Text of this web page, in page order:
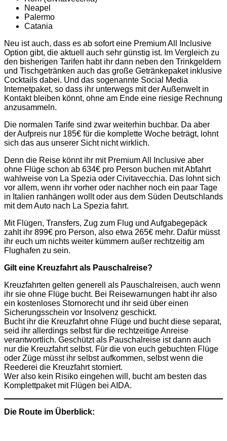
Neapel
Palermo
Catania
Neu ist auch, dass es ab sofort eine Premium All Inclusive
Option gibt, die aktuell auch sehr günstig ist. Im Vergleich zu
den bisherigen Tarifen habt ihr dann neben den Trinkgeldern
und Tischgetränken auch das große Getränkepaket inklusive
Cocktails dabei. Und das sogenannte Social Media
Internetpaket, so dass ihr unterwegs mit der Außenwelt in
Kontakt bleiben könnt, ohne am Ende eine riesige Rechnung
anzusammeln.
Die normalen Tarife sind zwar weiterhin buchbar. Da aber
der Aufpreis nur 185€ für die komplette Woche beträgt, lohnt
sich das aus unserer Sicht nicht wirklich.
Denn die Reise könnt ihr mit Premium All Inclusive aber
ohne Flüge schon ab 634€ pro Person buchen mit Abfahrt
wahlweise von La Spezia oder Civitavecchia. Das lohnt sich
vor allem, wenn ihr vorher oder nachher noch ein paar Tage
in Italien ranhängen wollt oder aus dem Süden Deutschlands
mit dem Auto nach La Spezia fahrt.
Mit Flügen, Transfers, Zug zum Flug und Aufgabegepäck
zahlt ihr 899€ pro Person, also etwa 265€ mehr. Dafür müsst
ihr euch um nichts weiter kümmern außer rechtzeitig am
Flughafen zu sein.
Gilt eine Kreuzfahrt als Pauschalreise?
Kreuzfahrten gelten generell als Pauschalreisen, auch wenn
ihr sie ohne Flüge bucht. Bei Reisewarnungen habt ihr also
ein kostenloses Stornorecht und ihr seid über einen
Sicherungsschein vor Insolvenz geschickt.
Bucht ihr die Kreuzfahrt ohne Flüge und bucht diese separat,
seid ihr allerdings selbst für die rechtzeitige Anreise
verantwortlich. Geschützt als Pauschalreise ist dann auch
nur die Kreuzfahrt selbst. Für die von euch gebuchten Flüge
oder Züge müsst ihr selbst aufkommen, selbst wenn die
Reederei die Kreuzfahrt storniert.
Wer also kein Risiko eingehen will, bucht am besten das
Komplettpaket mit Flügen bei AIDA.
Die Route im Überblick: